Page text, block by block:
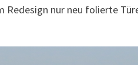
nur neu folierte